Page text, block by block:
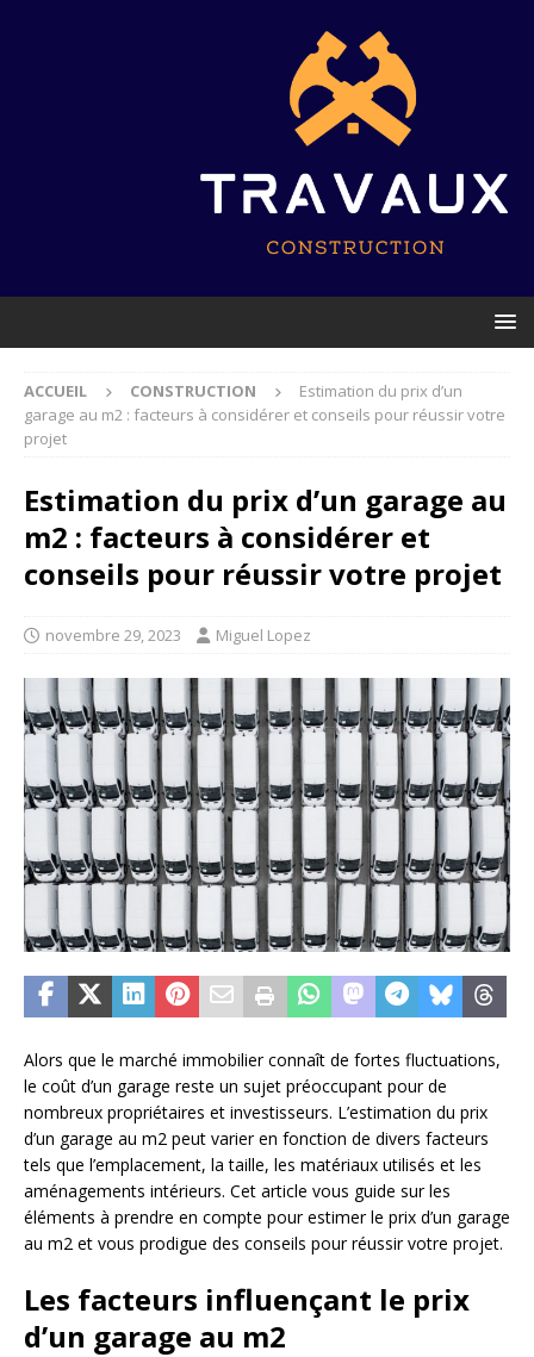
ACCUEIL CONSTRUCTION
Estimation du prix d’un
garage au m2 : facteurs à considérer et conseils pour réussir votre
projet
Estimation du prix d’un garage au
m2 : facteurs à considérer et
conseils pour réussir votre projet
novembre 29, 2023 Miguel Lopez
Alors que le marché immobilier connaît de fortes fluctuations,
le coût d’un garage reste un sujet préoccupant pour de
nombreux propriétaires et investisseurs. L’estimation du prix
d’un garage au m2 peut varier en fonction de divers facteurs
tels que l’emplacement, la taille, les matériaux utilisés et les
aménagements intérieurs. Cet article vous guide sur les
éléments à prendre en compte pour estimer le prix d’un garage
au m2 et vous prodigue des conseils pour réussir votre projet.
Les facteurs influençant le prix
d’un garage au m2